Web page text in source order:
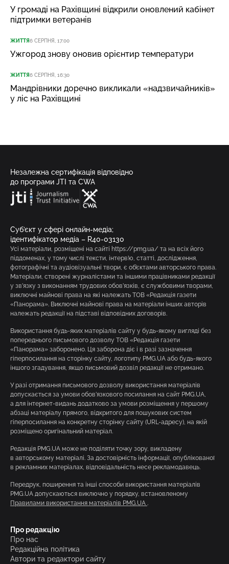
У громаді на Рахівщині відкрили оновлений кабінет
підтримки ветеранів
ЖИТТЯ6 СЕРПНЯ, 17:00
Ужгород знову оновив орієнтир температури
ЖИТТЯ6 СЕРПНЯ, 16:30
Мандрівники доречно викликали «надзвичайників»
у ліс на Рахівщині
Незалежна сертифікація відповідно
до програми JTI та CWA
Суб’єкт у сфері онлайн-медіа;
ідентифікатор медіа – R40-03130
Усі матеріали, розміщені на сайті https://pmg.ua/ та на всіх його
піддоменах, у тому числі тексти, інтерв’ю, статті, дослідження,
фотографічні та аудіовізуальні твори, є об’єктами авторського права.
Матеріали, створені журналістами та іншими працівниками редакції
у зв’язку з виконанням трудових обов’язків, є службовими творами,
виключні майнові права на які належать ТОВ «Редакція газети
«Панорама». Виключні майнові права на матеріали інших авторів
належать редакції на підставі відповідних договорів.
Використання будь-яких матеріалів сайту у будь-якому вигляді без
попереднього письмового дозволу ТОВ «Редакція газети
«Панорама» заборонено. Ця заборона діє і в разі зазначення
гіперпосилання на сторінку сайту, логотипу PMG.UA або будь-якого
іншого згадування, якщо письмовий дозвіл редакції не отримано.
У разі отримання письмового дозволу використання матеріалів
допускається за умови обов’язкового посилання на сайт PMG.UA,
а для інтернет-видань додатково за умови розміщення у першому
абзаці матеріалу прямого, відкритого для пошукових систем
гіперпосилання на конкретну сторінку сайту (URL-адресу), на якій
розміщено оригінальний матеріал.
Редакція PMG.UA може не поділяти точку зору, викладену
в авторському матеріалі. За достовірність інформації, опублікованої
в рекламних матеріалах, відповідальність несе рекламодавець.
Передрук, поширення та інші способи використання матеріалів
PMG.UA допускаються виключно у порядку, встановленому
Правилами використання матеріалів PMG.UA .
Про редакцію
Про нас
Редакційна політика
Автори та редактори сайту